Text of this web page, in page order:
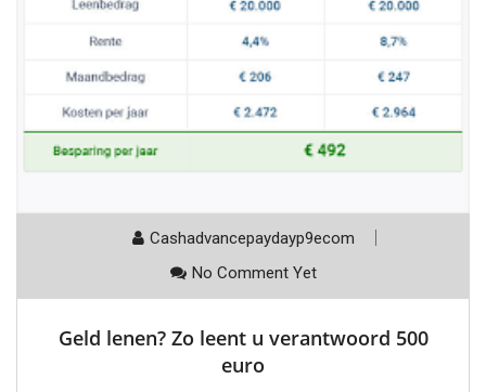
Cashadvancepaydayp9ecom
No Comment Yet
Geld lenen? Zo leent u verantwoord 500
euro